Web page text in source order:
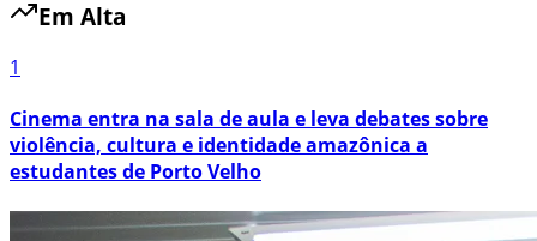
Em Alta
1
Cinema entra na sala de aula e leva debates sobre
violência, cultura e identidade amazônica a
estudantes de Porto Velho